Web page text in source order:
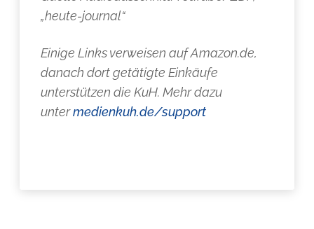
„heute-journal“
Einige Links verweisen auf Amazon.de,
danach dort getätigte Einkäufe
unterstützen die KuH. Mehr dazu
untermedienkuh.de/support